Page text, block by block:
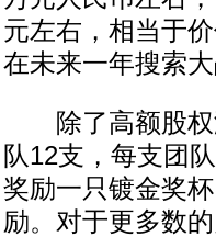
元左右，相当于
在未来一年搜索
除了高额股权
队12支，每支团
奖励一只镀金奖
励。对于更多数